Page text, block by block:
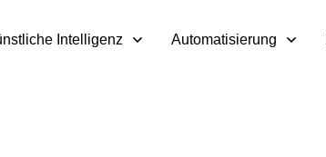
Intelligenz Automatisierung